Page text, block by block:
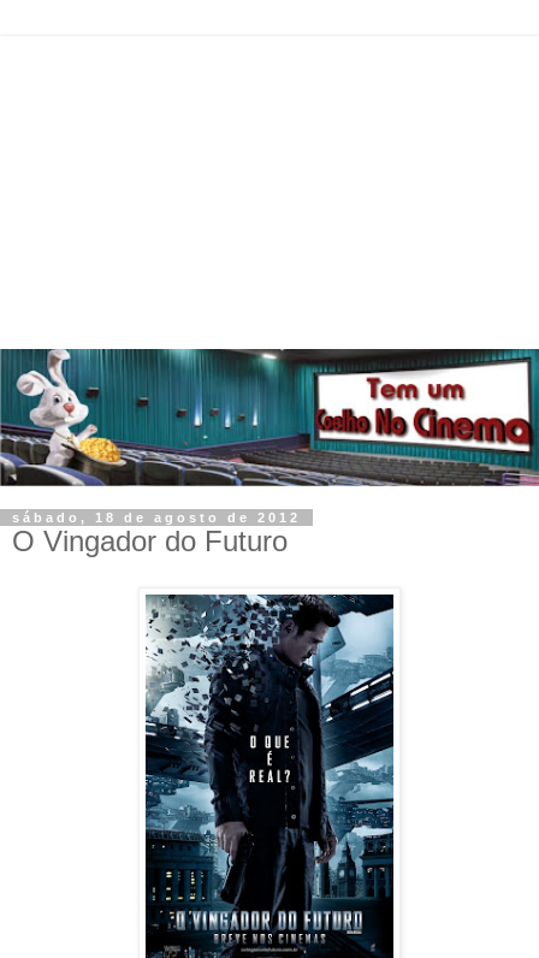
sábado, 18 de agosto de 2012
O Vingador do Futuro